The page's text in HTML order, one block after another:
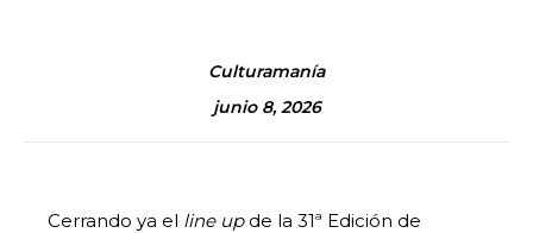
Culturamanía
junio 8, 2026
Cerrando ya el line upde la 31ª Edición de